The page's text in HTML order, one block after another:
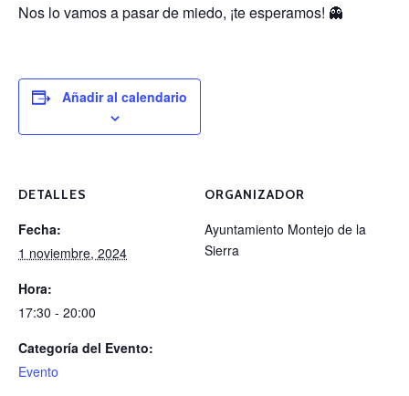
Nos lo vamos a pasar de miedo, ¡te esperamos! 👻
Añadir al calendario
DETALLES
Fecha:
1 noviembre, 2024
Hora:
17:30 - 20:00
Categoría del Evento:
Evento
ORGANIZADOR
Ayuntamiento Montejo de la
Sierra